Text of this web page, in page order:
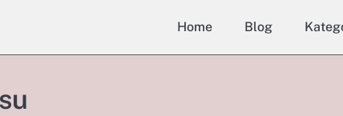
Home Blog